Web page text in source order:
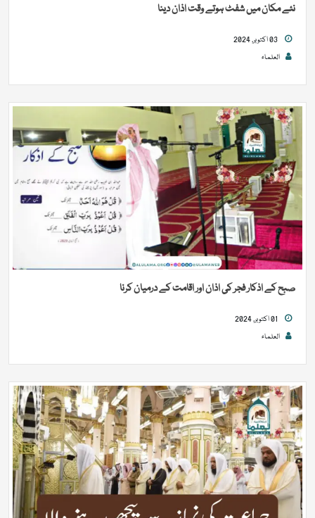
نئے مکان میں شفٹ ہوتے وقت اذان دینا
العلماء
صبح کے اذکار فجر کی اذان اور اقامت کے درمیان کرنا
العلماء